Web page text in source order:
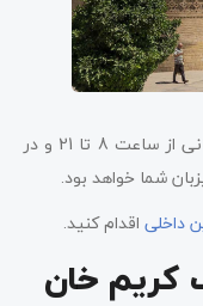
ارگ کریم خان زند در روزهای بهاری و تابستانی از ساعت 8 تا 21 و در
داخلی اقدام کنید.
کریم خان